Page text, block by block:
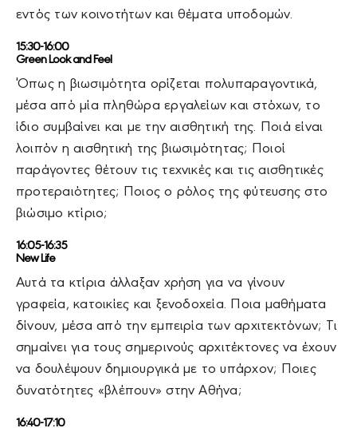
εντός των κοινοτήτων και θέματα υποδομών.
15:30-16:00
Green Look and Feel
Όπως η βιωσιμότητα ορίζεται πολυπαραγοντικά,
μέσα από μία πληθώρα εργαλείων και στόχων, το
ίδιο συμβαίνει και με την αισθητική της. Ποιά είναι
λοιπόν η αισθητική της βιωσιμότητας; Ποιοί
παράγοντες θέτουν τις τεχνικές και τις αισθητικές
προτεραιότητες; Ποιος ο ρόλος της φύτευσης στο
βιώσιμο κτίριο;
16:05-16:35
New Life
Αυτά τα κτίρια άλλαξαν χρήση για να γίνουν
γραφεία, κατοικίες και ξενοδοχεία. Ποια μαθήματα
δίνουν, μέσα από την εμπειρία των αρχιτεκτόνων; Τι
σημαίνει για τους σημερινούς αρχιτέκτονες να έχουν
να δουλέψουν δημιουργικά με το υπάρχον; Ποιες
δυνατότητες «βλέπουν» στην Αθήνα;
16:40-17:10